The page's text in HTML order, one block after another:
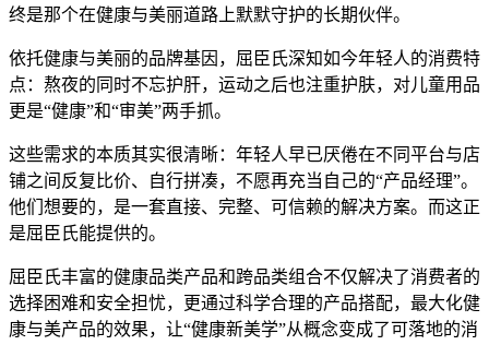
终是那个在健康与美丽道路上默默守护的长期伙伴。
依托健康与美丽的品牌基因，屈臣氏深知如今年轻人的消费特
点：熬夜的同时不忘护肝，运动之后也注重护肤，对儿童用品
更是“健康”和“审美”两手抓。
这些需求的本质其实很清晰：年轻人早已厌倦在不同平台与店
铺之间反复比价、自行拼凑，不愿再充当自己的“产品经理”。
他们想要的，是一套直接、完整、可信赖的解决方案。而这正
是屈臣氏能提供的。
屈臣氏丰富的健康品类产品和跨品类组合不仅解决了消费者的
选择困难和安全担忧，更通过科学合理的产品搭配，最大化健
康与美产品的效果，让“健康新美学”从概念变成了可落地的消